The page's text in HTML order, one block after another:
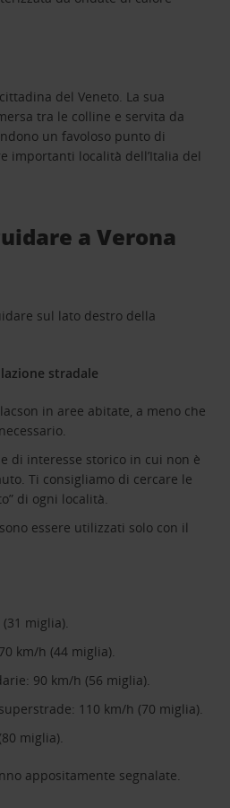
del Veneto. La sua
tra le colline e servita da
un favoloso punto di
importanti località dell’Italia del
a Verona
sul lato destro della
stradale
in aree abitate, a meno che
di interesse storico in cui non è
Ti consigliamo di cercare le
di ogni località.
essere utilizzati solo con il
miglia).
km/h (44 miglia).
90 km/h (56 miglia).
110 km/h (70 miglia).
miglia).
appositamente segnalate.